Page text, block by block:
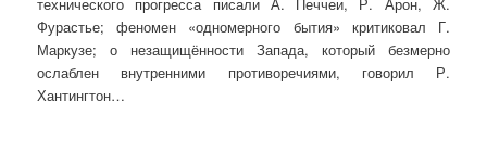
Фурастье; феномен «одномерного бытия» критиковал Г.
Маркузе; о незащищённости Запада, который безмерно
ослаблен внутренними противоречиями, говорил Р.
Хантингтон…